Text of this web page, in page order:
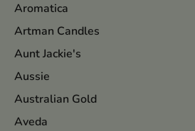
Aromatica
Artman Candles
Aunt Jackie's
Aussie
Australian Gold
Aveda